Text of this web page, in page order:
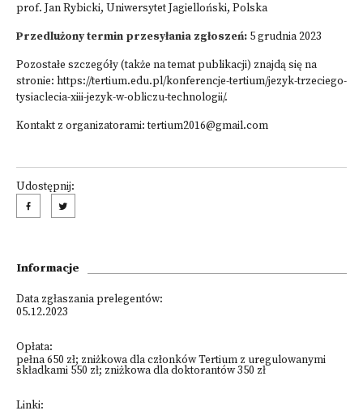
prof. Jan Rybicki, Uniwersytet Jagielloński, Polska
Przedlużony termin przesyłania zgłoszeń: 5 grudnia 2023
Pozostałe szczegóły (także na temat publikacji) znajdą się na
stronie: https://tertium.edu.pl/konferencje-tertium/jezyk-trzeciego-
tysiaclecia-xiii-jezyk-w-obliczu-technologii/.
Kontakt z organizatorami:tertium2016@gmail.com
Udostępnij:
Informacje
Data zgłaszania prelegentów:
05.12.2023
Opłata:
pełna 650 zł; zniżkowa dla członków Tertium z uregulowanymi
składkami 550 zł; zniżkowa dla doktorantów 350 zł
Linki: